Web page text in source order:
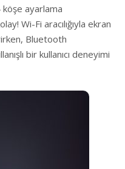
ayarlama
Wi-Fi aracılığıyla ekran
Bluetooth
bir kullanıcı deneyimi